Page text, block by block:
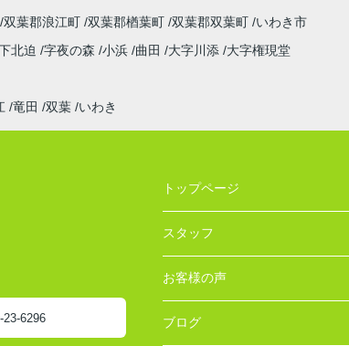
双葉郡浪江町 双葉郡楢葉町 双葉郡双葉町 いわき市
北迫 字夜の森 小浜 曲田 大字川添
大字権現堂
竜田 双葉 いわき
23-6296
トップページ
スタッフ
お客様の声
ブログ